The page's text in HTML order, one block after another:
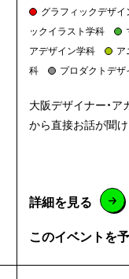
グラフィックデザイ
ックイラスト学科
アデザイン学科
ア
科
プロダクトデ
大阪デザイナー・
から直接お話が聞
詳細を見る
このイベントを